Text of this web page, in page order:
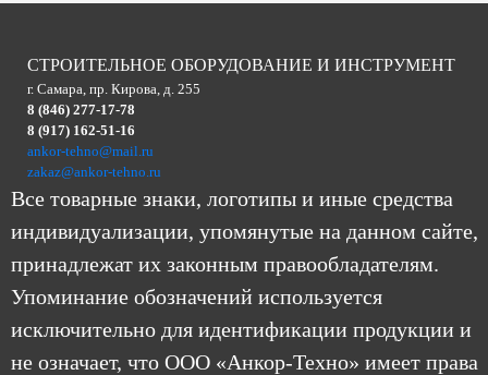
СТРОИТЕЛЬНОЕ ОБОРУДОВАНИЕ И ИНСТРУМЕНТ
г. Самара, пр. Кирова, д. 255
8 (846) 277-17-78
8 (917) 162-51-16
ankor-tehno@mail.ru
zakaz@ankor-tehno.ru
Все товарные знаки, логотипы и иные средства
индивидуализации, упомянутые на данном сайте,
принадлежат их законным правообладателям.
Упоминание обозначений используется
исключительно для идентификации продукции и
не означает, что ООО «Анкор-Техно» имеет права